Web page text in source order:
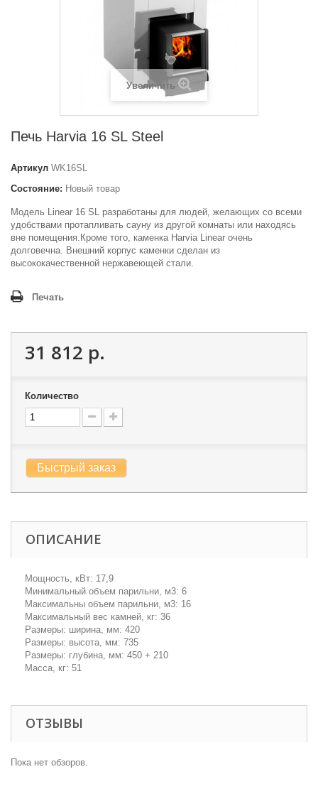
Увеличить
Печь Harvia 16 SL Steel
Артикул WK16SL
Состояние: Новый товар
Модель Linear 16 SL разработаны для людей, желающих со всеми
удобствами протапливать сауну из другой комнаты или находясь
вне помещения.Кроме того, каменка Harvia Linear очень
долговечна. Внешний корпус каменки сделан из
высококачественной нержавеющей стали.
Печать
31 812 р.
Количество
Быстрый заказ
ОПИСАНИЕ
Мощность, кВт: 17,9
Минимальный объем парильни, м3: 6
Максимальны объем парильни, м3: 16
Максимальный вес камней, кг: 36
Размеры: ширина, мм: 420
Размеры: высота, мм: 735
Размеры: глубина, мм: 450 + 210
Масса, кг: 51
ОТЗЫВЫ
Пока нет обзоров.